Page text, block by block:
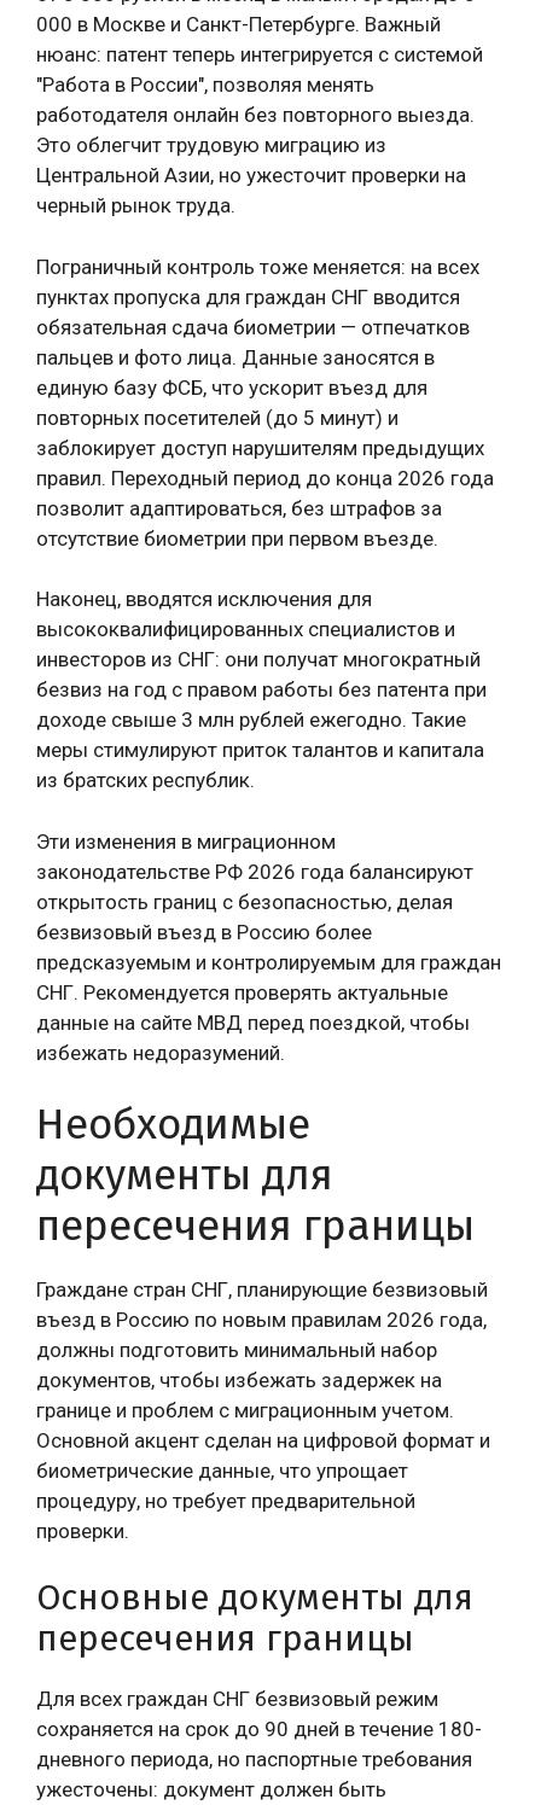
000 в Москве и Санкт-Петербурге. Важный
нюанс: патент теперь интегрируется с системой
"Работа в России", позволяя менять
работодателя онлайн без повторного выезда.
Это облегчит трудовую миграцию из
Центральной Азии, но ужесточит проверки на
черный рынок труда.
Пограничный контроль тоже меняется: на всех
пунктах пропуска для граждан СНГ вводится
обязательная сдача биометрии — отпечатков
пальцев и фото лица. Данные заносятся в
единую базу ФСБ, что ускорит въезд для
повторных посетителей (до 5 минут) и
заблокирует доступ нарушителям предыдущих
правил. Переходный период до конца 2026 года
позволит адаптироваться, без штрафов за
отсутствие биометрии при первом въезде.
Наконец, вводятся исключения для
высококвалифицированных специалистов и
инвесторов из СНГ: они получат многократный
безвиз на год с правом работы без патента при
доходе свыше 3 млн рублей ежегодно. Такие
меры стимулируют приток талантов и капитала
из братских республик.
Эти изменения в миграционном
законодательстве РФ 2026 года балансируют
открытость границ с безопасностью, делая
безвизовый въезд в Россию более
предсказуемым и контролируемым для граждан
СНГ. Рекомендуется проверять актуальные
данные на сайте МВД перед поездкой, чтобы
избежать недоразумений.
Необходимые
документы для
пересечения границы
Граждане стран СНГ, планирующие безвизовый
въезд в Россию по новым правилам 2026 года,
должны подготовить минимальный набор
документов, чтобы избежать задержек на
границе и проблем с миграционным учетом.
Основной акцент сделан на цифровой формат и
биометрические данные, что упрощает
процедуру, но требует предварительной
проверки.
Основные документы для
пересечения границы
Для всех граждан СНГ безвизовый режим
сохраняется на срок до 90 дней в течение 180-
дневного периода, но паспортные требования
ужесточены: документ должен быть